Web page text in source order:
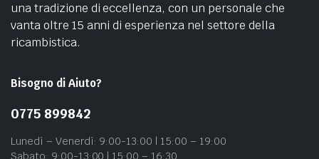
una tradizione di eccellenza, con un personale che
vanta oltre 15 anni di esperienza nel settore della
ricambistica.
Bisogno di Aiuto?
0775 899842
Lunedì – Venerdì: 9:00-13:00 | 15:00 – 19:00
Sabato: 9:00-13:00 | 15:00 – 16:30